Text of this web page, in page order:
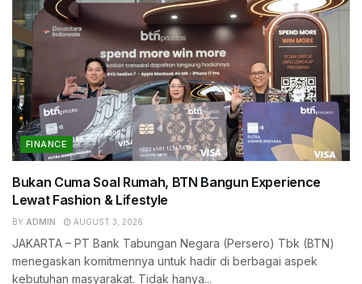
FINANCE
Bukan Cuma Soal Rumah, BTN Bangun Experience
Lewat Fashion & Lifestyle
BY ADMIN AUGUST 3, 2026
JAKARTA – PT Bank Tabungan Negara (Persero) Tbk (BTN)
menegaskan komitmennya untuk hadir di berbagai aspek
kebutuhan masyarakat. Tidak hanya...